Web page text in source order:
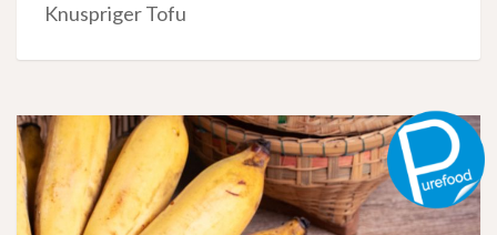
Knuspriger Tofu